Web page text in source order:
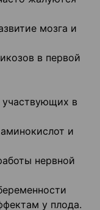
мозга и
в первой
участвующих в
и
нервной
у плода.